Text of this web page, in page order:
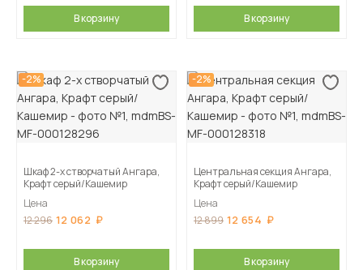
В корзину В корзину
-2%
Шкаф 2-х створчатый Ангара,
Крафт серый/Кашемир
Цена
12 296 12 062
В корзину
-2%
Центральная секция Ангара,
Крафт серый/Кашемир
Цена
12 899 12 654
В корзину